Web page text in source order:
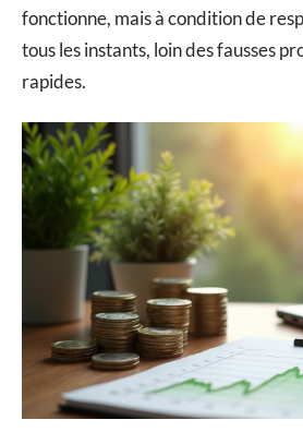
fonctionne, mais à condition de
tous les instants, loin des fausses
rapides.